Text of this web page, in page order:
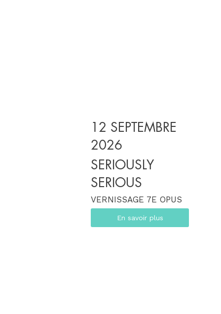
12 SEPTEMBRE
2026
SERIOUSLY
SERIOUS
VERNISSAGE 7E OPUS
En savoir plus